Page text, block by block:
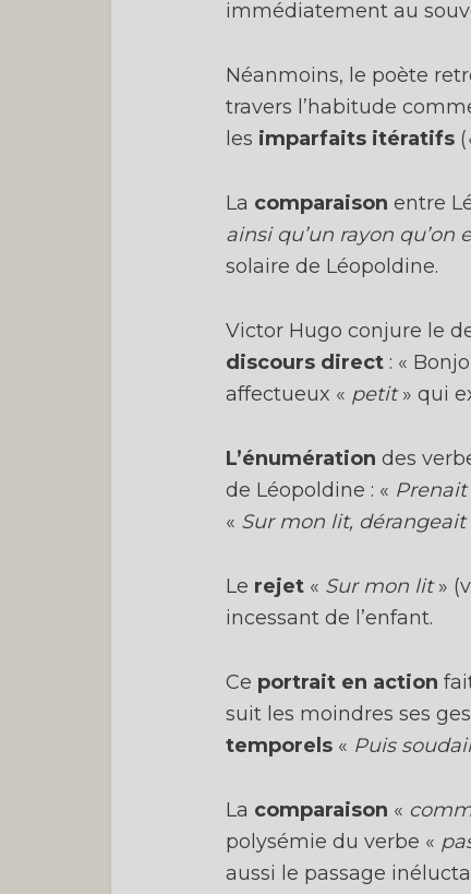
immédiatement au
Néanmoins, le poète
travers l’habitude
les imparfaits itératifs (
La comparaison entre
ainsi qu’un rayon qu’on
solaire de Léopoldine.
Victor Hugo conjure le
discours direct : «
affectueux « petit» qui
L’énumération des
de Léopoldine : « Prenait
« Sur mon lit,
Le rejet « Sur mon lit»
incessant de l’enfant.
Ce portrait en action
suit les moindres ses
temporels « Puis
La comparaison «
polysémie du verbe «
aussi le passage